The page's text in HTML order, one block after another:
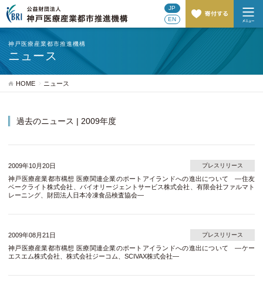
JP
EN
神戸医療産業都市推進機構
ニュース
HOME ニュース
過去のニュース | 2009年度
2009年10月20日 プレスリリース
神戸医療産業都市構想 医療関連企業のポートアイランドへの進出について ―住友
ベークライト株式会社、バイオリージェントサービス株式会社、有限会社ファルマト
レーニング、財団法人日本冷凍食品検査協会―
2009年08月21日 プレスリリース
神戸医療産業都市構想 医療関連企業のポートアイランドへの進出について ―ケー
エスエム株式会社、株式会社ジーコム、SCIVAX株式会社―